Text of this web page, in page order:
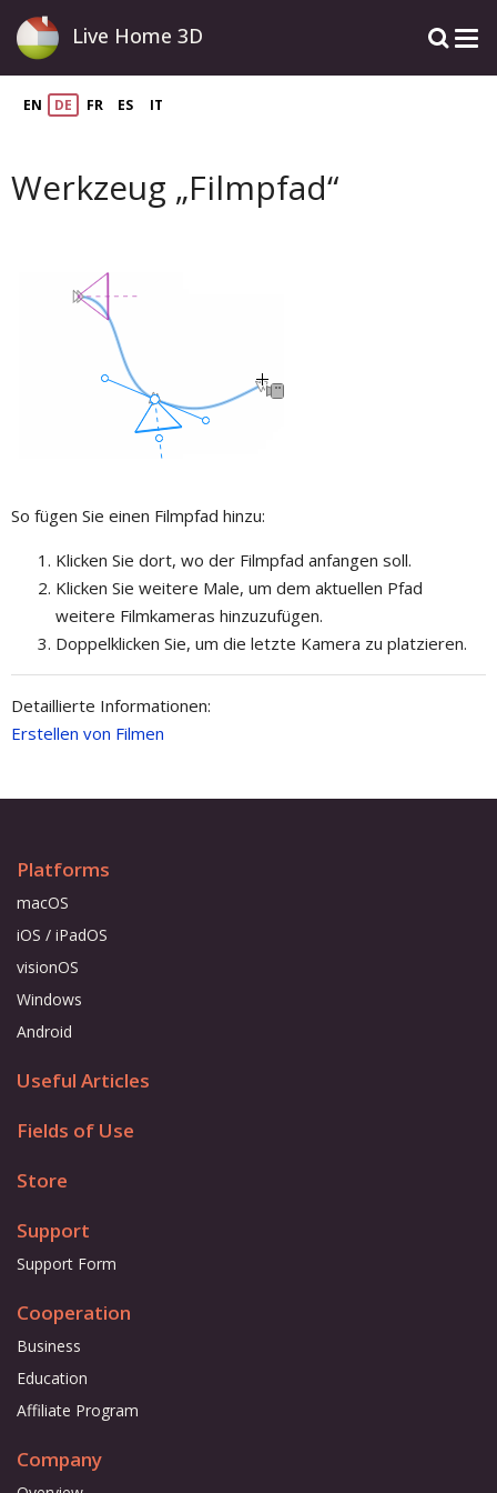
Live Home 3D
EN DE FR ES IT
Werkzeug „Filmpfad“
So fügen Sie einen Filmpfad hinzu:
Klicken Sie dort, wo der Filmpfad anfangen soll.
Klicken Sie weitere Male, um dem aktuellen Pfad
weitere Filmkameras hinzuzufügen.
Doppelklicken Sie, um die letzte Kamera zu platzieren.
Detaillierte Informationen:
Erstellen von Filmen
Platforms
macOS
iOS / iPadOS
visionOS
Windows
Android
Useful Articles
Fields of Use
Store
Support
Support Form
Cooperation
Business
Education
Affiliate Program
Company